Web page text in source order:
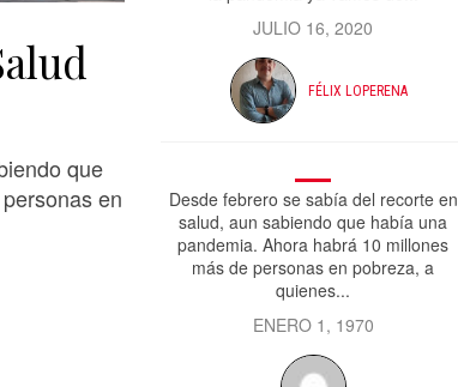
que
en
JULIO 16, 2020
FÉLIX LOPERENA
Desde febrero se sabía del recorte en
salud, aun sabiendo que había una
pandemia. Ahora habrá 10 millones
más de personas en pobreza, a
quienes...
ENERO 1, 1970